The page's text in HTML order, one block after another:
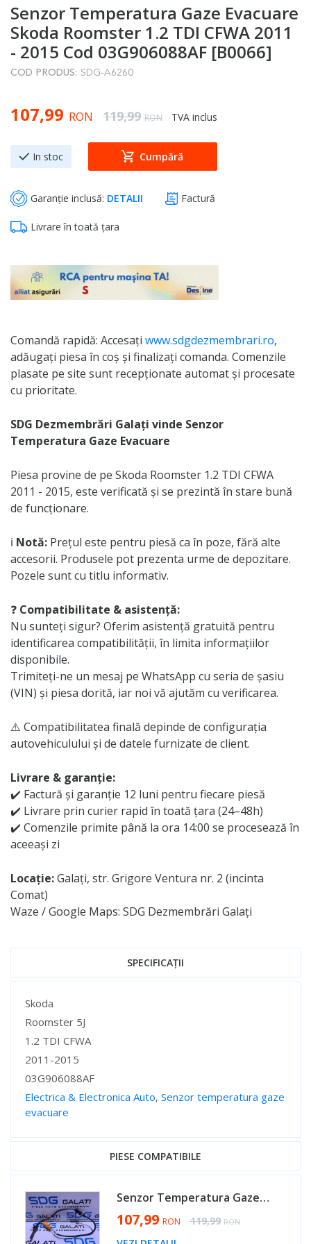
to
the
beginning
the
gallery
Senzor Temperatura Gaze Evacuare
Skoda Roomster 1.2 TDI CFWA 2011
- 2015 Cod 03G906088AF [B0066]
COD PRODUS: SDG-A6260
Special Price
107,99 RON Regular Price
119,99 RON TVA inclus
In stoc Cumpără
Garanție inclusă: DETALII Factură
Livrare în toată țara
Comandă rapidă: Accesați www.sdgdezmembrari.ro,
adăugați piesa în coș și finalizați comanda. Comenzile
plasate pe site sunt recepționate automat și procesate
cu prioritate.
SDG Dezmembrări Galați vinde Senzor
Temperatura Gaze Evacuare
Piesa provine de pe Skoda Roomster 1.2 TDI CFWA
2011 - 2015, este verificată și se prezintă în stare bună
de funcționare.
ℹ️ Notă: Prețul este pentru piesă ca în poze, fără alte
accesorii. Produsele pot prezenta urme de depozitare.
Pozele sunt cu titlu informativ.
❓ Compatibilitate & asistență:
Nu sunteți sigur? Oferim asistență gratuită pentru
identificarea compatibilității, în limita informațiilor
disponibile.
Trimiteți-ne un mesaj pe WhatsApp cu seria de șasiu
(VIN) și piesa dorită, iar noi vă ajutăm cu verificarea.
⚠️ Compatibilitatea finală depinde de configurația
autovehiculului și de datele furnizate de client.
Livrare & garanție:
✔️ Factură și garanție 12 luni pentru fiecare piesă
✔️ Livrare prin curier rapid în toată țara (24–48h)
✔️ Comenzile primite până la ora 14:00 se procesează în
aceeași zi
Locație:Galați, str. Grigore Ventura nr. 2 (incinta
Comat)
Waze / Google Maps: SDG Dezmembrări Galați
SPECIFICAȚII
Specificații
Skoda
Roomster 5J
1.2 TDI CFWA
2011-2015
03G906088AF
Electrica & Electronica Auto, Senzor temperatura gaze
evacuare
PIESE COMPATIBILE
Senzor Temperatura Gaze Evacuare VW Polo 6R 1.6 TDI CAYA CAYB CAYC 2010 - 2014 Cod 03G906088AF [B0066]
Special Price
107,99 RON Regular Price
119,99 RON